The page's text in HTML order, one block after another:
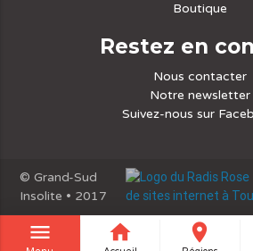
Boutique
Restez en
Nous contacter
Notre newsletter
Suivez-nous sur
© Grand-Sud
Insolite • 2017
menu home place